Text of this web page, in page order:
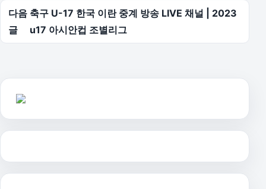
다음
글
축구 U-17 한국 이란 중계 방송 LIVE 채널 | 2023
u17 아시안컵 조별리그